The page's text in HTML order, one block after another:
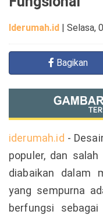
Iderumah.id Selasa,
Bagikan
iderumah.id -
populer, dan
diabaikan dalam
yang sempurna
berfungsi